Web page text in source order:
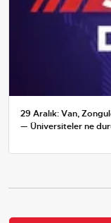
29 Aralık: Van,
— Üniversiteler ne